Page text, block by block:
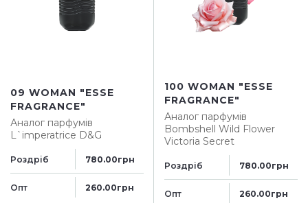
09 WOMAN "ESSE
FRAGRANCE"
Аналог парфумів
L`imperatrice D&G
Роздріб 780.00грн
Опт 260.00грн
100 WOMAN "ESSE
FRAGRANCE"
Аналог парфумів
Bombshell Wild Flower
Victoria Secret
Роздріб 780.00грн
Опт 260.00грн